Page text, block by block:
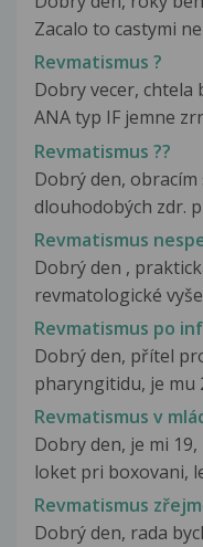
Zacalo to castymi
Revmatismus ?
Dobry vecer, chtela
ANA typ IF jemne
Revmatismus ??
Dobrý den, obracím
dlouhodobých zdr.
Revmatismus
Dobrý den ,
revmatologické
Revmatismus po
Dobrý den, přítel
pharyngitidu, je mu
Revmatismus v
Dobry den, je mi
loket pri boxovani,
Revmatismus
Dobrý den, rada